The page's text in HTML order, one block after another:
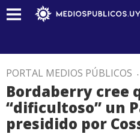
PORTAL MEDIOS PÚBLICOS .
Bordaberry cree
“dificultoso” un
presidido por